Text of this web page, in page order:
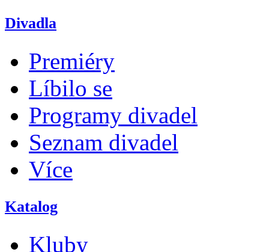
Divadla
Premiéry
Líbilo se
Programy divadel
Seznam divadel
Více
Katalog
Kluby